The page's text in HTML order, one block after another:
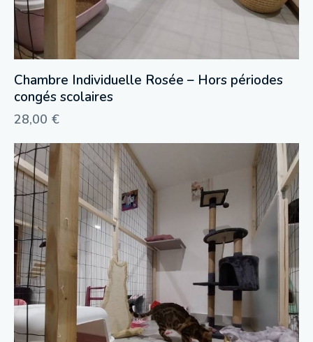
Chambre Individuelle Rosée – Hors périodes
congés scolaires
28,00 €